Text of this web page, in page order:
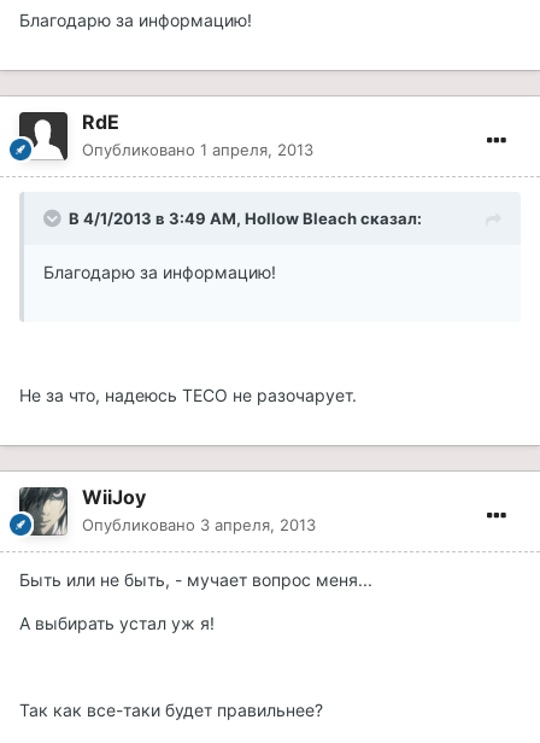
Благодарю за информацию!
RdE
Опубликовано 1 апреля, 2013
В 4/1/2013 в 3:49 AM, Hollow Bleach сказал:
Благодарю за информацию!
Не за что, надеюсь ТЕСО не разочарует.
WiiJoy
Опубликовано 3 апреля, 2013
Быть или не быть, - мучает вопрос меня...
А выбирать устал уж я!
Так как все-таки будет правильнее?